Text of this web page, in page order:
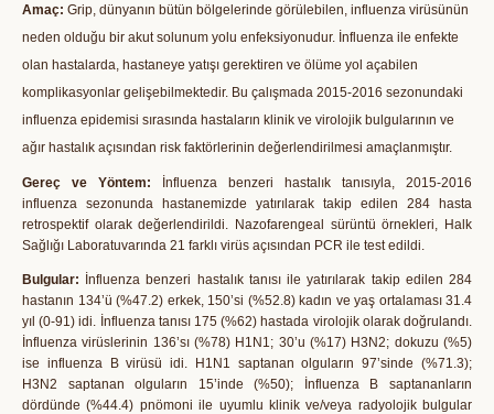
Amaç: Grip, dünyanın bütün bölgelerinde görülebilen, influenza virüsünün
neden olduğu bir akut solunum yolu enfeksiyonudur. İnfluenza ile enfekte
olan hastalarda, hastaneye yatışı gerektiren ve ölüme yol açabilen
komplikasyonlar gelişebilmektedir. Bu çalışmada 2015-2016 sezonundaki
influenza epidemisi sırasında hastaların klinik ve virolojik bulgularının ve
ağır hastalık açısından risk faktörlerinin değerlendirilmesi amaçlanmıştır.
Gereç ve Yöntem: İnfluenza benzeri hastalık tanısıyla, 2015-2016
influenza sezonunda hastanemizde yatırılarak takip edilen 284 hasta
retrospektif olarak değerlendirildi. Nazofarengeal sürüntü örnekleri, Halk
Sağlığı Laboratuvarında 21 farklı virüs açısından PCR ile test edildi.
Bulgular: İnfluenza benzeri hastalık tanısı ile yatırılarak takip edilen 284
hastanın 134’ü (%47.2) erkek, 150’si (%52.8) kadın ve yaş ortalaması 31.4
yıl (0-91) idi. İnfluenza tanısı 175 (%62) hastada virolojik olarak doğrulandı.
İnfluenza virüslerinin 136’sı (%78) H1N1; 30’u (%17) H3N2; dokuzu (%5)
ise influenza B virüsü idi. H1N1 saptanan olguların 97’sinde (%71.3);
H3N2 saptanan olguların 15’inde (%50); İnfluenza B saptananların
dördünde (%44.4) pnömoni ile uyumlu klinik ve/veya radyolojik bulgular